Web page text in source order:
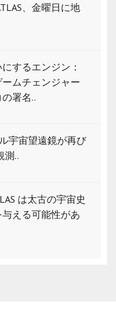
、金曜日に地
するエンジン：
ムチェンジャー
署名..
宇宙望遠鏡が再び
測..
は太古の宇宙史
える可能性があ